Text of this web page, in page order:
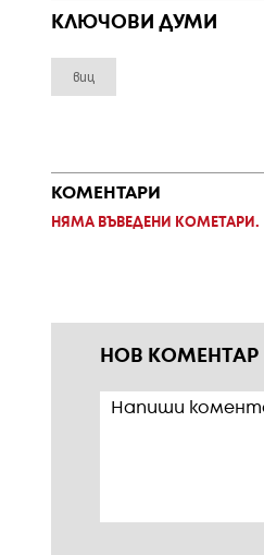
КЛЮЧОВИ ДУМИ
виц
КОМЕНТАРИ
НЯМА ВЪВЕДЕНИ КОМЕТАРИ.
НОВ КОМЕНТАР